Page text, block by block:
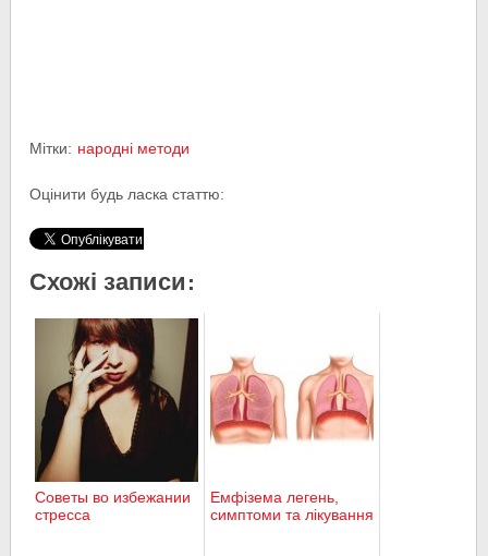
Мітки: народні методи
Оцінити будь ласка статтю:
Схожі записи:
Советы во избежании
стресcа
Емфізема легень,
симптоми та лікування